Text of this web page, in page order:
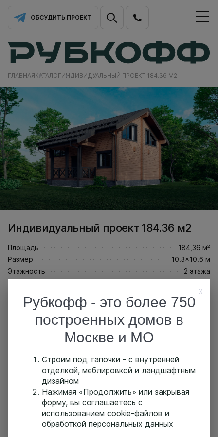
ОБСУДИТЬ ПРОЕКТ
ГЛАВНАЯКАТАЛОГИНДИВИДУАЛЬНЫЙ ПРОЕКТ 184.36 М2
Индивидуальный проект 184.36 м2
Площадь
184,36 м²
Размер
10.3x10.6 м
Этажность
2 этажа
Кол-во спален
4
Обсудить проект Оставить заявку
О проекте
Похожие проекты
Рубкофф - это более 750
построенных домов в
Москве и МО
Строим под тапочки - с внутренней
отделкой, меблировкой и ландшафтным
дизайном
Нажимая «Продолжить» или закрывая
форму, вы соглашаетесь с
использованием cookie-файлов и
обработкой персональных данных
x